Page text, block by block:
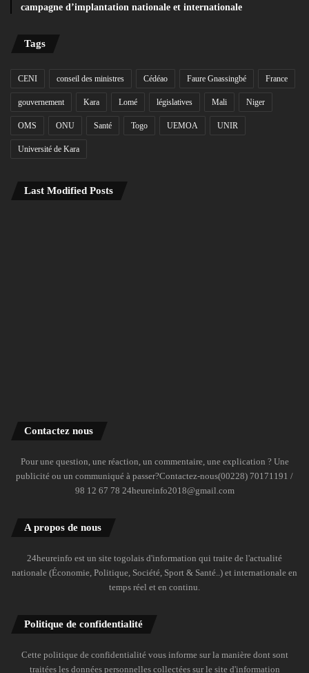
campagne d’implantation nationale et internationale
Tags
CENI conseil des ministres Cédéao Faure Gnassingbé France
gouvernement Kara Lomé législatives Mali Niger
OMS ONU Santé Togo UEMOA UNIR
Université de Kara
Last Modified Posts
Contactez nous
Pour une question, une réaction, un commentaire, une explication ? Une
publicité ou un communiqué à passer?Contactez-nous(00228) 70171191 /
98 12 67 78 24heureinfo2018@gmail.com
A propos de nous
24heureinfo est un site togolais d'information qui traite de l'actualité
nationale (Économie, Politique, Société, Sport & Santé..) et internationale en
temps réel et en continu.
Politique de confidentialité
Cette politique de confidentialité vous informe sur la manière dont sont
traitées les données personnelles collectées sur le site d'information